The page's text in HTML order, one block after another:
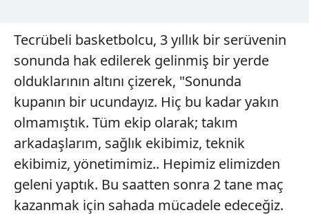
Tecrübeli basketbolcu, 3 yıllık bir serüvenin
sonunda hak edilerek gelinmiş bir yerde
olduklarının altını çizerek, "Sonunda
kupanın bir ucundayız. Hiç bu kadar yakın
olmamıştık. Tüm ekip olarak; takım
arkadaşlarım, sağlık ekibimiz, teknik
ekibimiz, yönetimimiz.. Hepimiz elimizden
geleni yaptık. Bu saatten sonra 2 tane maç
kazanmak için sahada mücadele edeceğiz.